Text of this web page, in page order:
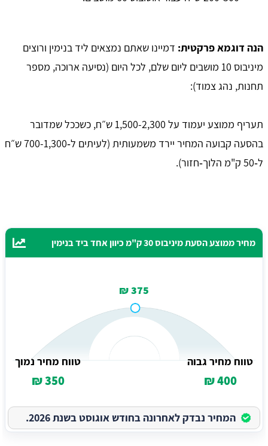
הנה דוגמא פרקטית: דמיינו שאתם נמצאים ליד בנימין ורוצים
מיניבוס 10 מושבים ליום שלם, לכל היום (נסיעה ארוכה, מספר
תחנות, נהג צמוד):
תעריף ממוצע יעמוד על 1,500-2,300 ש״ח, כשככל שמדובר
בהסעה קבועה המחיר יירד משמעותית (לעיתים ל‑700-1,300 ש״ח
ל‑50 ק"מ הלוך‑חזור).
מחיר ממוצע הסעת מיניבוס 30 ק"מ כיוון אחד ביד בנימין
375 ₪
טווח מחיר גבוה
400 ₪
טווח מחיר נמוך
350 ₪
המחיר נבדק לאחרונה בחודש אוגוסט בשנת 2026.